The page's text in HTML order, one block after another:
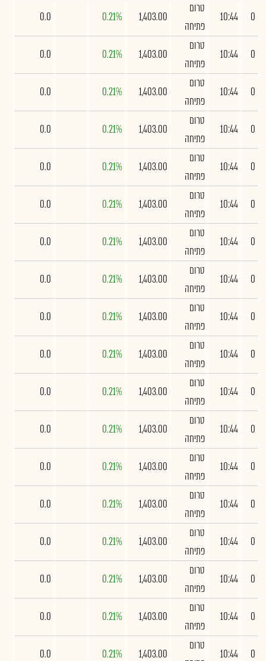
0
10:44
טרום
פתיחה
1,403.00
0.21%
0.0
0
10:44
טרום
פתיחה
1,403.00
0.21%
0.0
0
10:44
טרום
פתיחה
1,403.00
0.21%
0.0
0
10:44
טרום
פתיחה
1,403.00
0.21%
0.0
0
10:44
טרום
פתיחה
1,403.00
0.21%
0.0
0
10:44
טרום
פתיחה
1,403.00
0.21%
0.0
0
10:44
טרום
פתיחה
1,403.00
0.21%
0.0
0
10:44
טרום
פתיחה
1,403.00
0.21%
0.0
0
10:44
טרום
פתיחה
1,403.00
0.21%
0.0
0
10:44
טרום
פתיחה
1,403.00
0.21%
0.0
0
10:44
טרום
פתיחה
1,403.00
0.21%
0.0
0
10:44
טרום
פתיחה
1,403.00
0.21%
0.0
0
10:44
טרום
פתיחה
1,403.00
0.21%
0.0
0
10:44
טרום
פתיחה
1,403.00
0.21%
0.0
0
10:44
טרום
פתיחה
1,403.00
0.21%
0.0
0
10:44
טרום
פתיחה
1,403.00
0.21%
0.0
0
10:44
טרום
פתיחה
1,403.00
0.21%
0.0
0
10:44
טרום
1,403.00
0.21%
0.0